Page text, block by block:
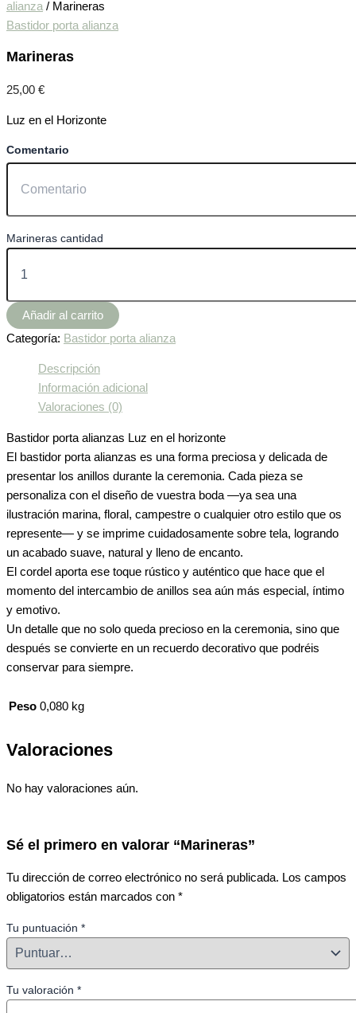
alianza / Marineras
Bastidor porta alianza
Marineras
25,00 €
Luz en el Horizonte
Comentario
Marineras cantidad
Añadir al carrito
Categoría: Bastidor porta alianza
Descripción
Información adicional
Valoraciones (0)
Bastidor porta alianzas Luz en el horizonte
El bastidor porta alianzas es una forma preciosa y delicada de
presentar los anillos durante la ceremonia. Cada pieza se
personaliza con el diseño de vuestra boda —ya sea una
ilustración marina, floral, campestre o cualquier otro estilo que os
represente— y se imprime cuidadosamente sobre tela, logrando
un acabado suave, natural y lleno de encanto.
El cordel aporta ese toque rústico y auténtico que hace que el
momento del intercambio de anillos sea aún más especial, íntimo
y emotivo.
Un detalle que no solo queda precioso en la ceremonia, sino que
después se convierte en un recuerdo decorativo que podréis
conservar para siempre.
Peso 0,080 kg
Valoraciones
No hay valoraciones aún.
Sé el primero en valorar “Marineras”
Tu dirección de correo electrónico no será publicada. Los campos
obligatorios están marcados con *
Tu puntuación *
Tu valoración *